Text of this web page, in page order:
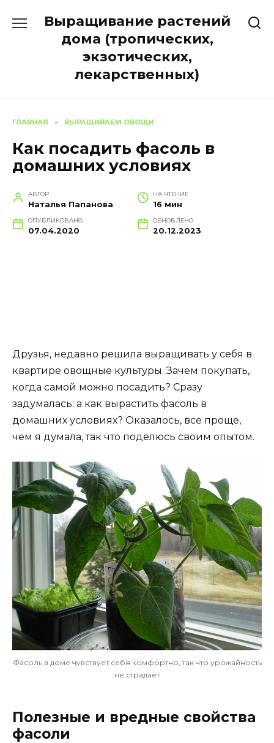
содержанию
Выращивание растений
дома (тропических,
экзотических,
лекарственных)
ГЛАВНАЯ » ВЫРАЩИВАЕМ ОВОЩИ
Как посадить фасоль в
домашних условиях
АВТОР
Наталья Папанова
НА ЧТЕНИЕ
16 мин
ОПУБЛИКОВАНО
07.04.2020
ОБНОВЛЕНО
20.12.2023
Друзья, недавно решила выращивать у себя в
квартире овощные культуры. Зачем покупать,
когда самой можно посадить? Сразу
задумалась: а как вырастить фасоль в
домашних условиях? Оказалось, все проще,
чем я думала, так что поделюсь своим опытом.
Фасоль в доме чувствует себя комфортно, так что урожайность
не страдает
Полезные и вредные свойства
фасоли